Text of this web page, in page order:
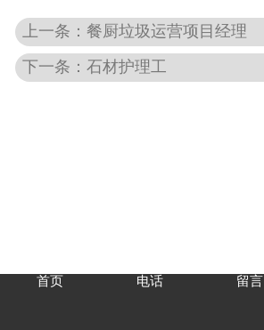
上一条：餐厨垃圾运营项目经理
下一条：石材护理工
首页 电话 留言